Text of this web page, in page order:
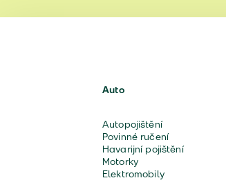
Auto
Autopojištění
Povinné ručení
Havarijní pojištění
Motorky
Elektromobily